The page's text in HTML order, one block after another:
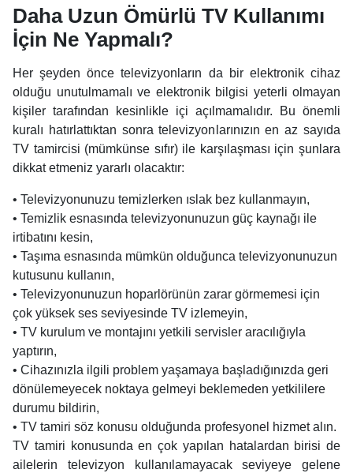
Daha Uzun Ömürlü TV Kullanımı
İçin Ne Yapmalı?
Her şeyden önce televizyonların da bir elektronik cihaz
olduğu unutulmamalı ve elektronik bilgisi yeterli olmayan
kişiler tarafından kesinlikle içi açılmamalıdır. Bu önemli
kuralı hatırlattıktan sonra televizyonlarınızın en az sayıda
TV tamircisi (mümkünse sıfır) ile karşılaşması için şunlara
dikkat etmeniz yararlı olacaktır:
• Televizyonunuzu temizlerken ıslak bez kullanmayın,
• Temizlik esnasında televizyonunuzun güç kaynağı ile
irtibatını kesin,
• Taşıma esnasında mümkün olduğunca televizyonunuzun
kutusunu kullanın,
• Televizyonunuzun hoparlörünün zarar görmemesi için
çok yüksek ses seviyesinde TV izlemeyin,
• TV kurulum ve montajını yetkili servisler aracılığıyla
yaptırın,
• Cihazınızla ilgili problem yaşamaya başladığınızda geri
dönülemeyecek noktaya gelmeyi beklemeden yetkililere
durumu bildirin,
• TV tamiri söz konusu olduğunda profesyonel hizmet alın.
TV tamiri konusunda en çok yapılan hatalardan birisi de
ailelerin televizyon kullanılamayacak seviyeye gelene